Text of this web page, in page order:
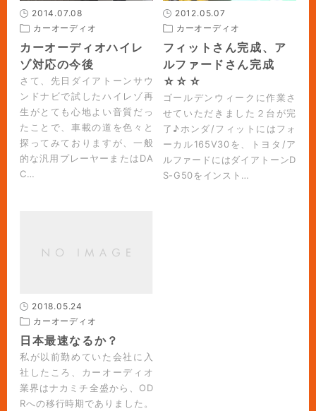
2014.07.08
カーオーディオ
カーオーディオハイレ
ゾ対応の今後
さて、先日ダイアトーンサウ
ンドナビで試したハイレゾ再
生がとても心地よい音質だっ
たことで、車載の道を色々と
探ってみておりますが、一般
的な汎用プレーヤーまたはDA
C…
2012.05.07
カーオーディオ
フィットさん完成、ア
ルファードさん完成
☆☆☆
ゴールデンウィークに作業さ
せていただきました２台が完
了♪ホンダ/フィットにはフォ
ーカル165V30を、トヨタ/ア
ルファードにはダイアトーンD
S-G50をインスト…
2018.05.24
カーオーディオ
日本最速なるか？
私が以前勤めていた会社に入
社したころ、カーオーディオ
業界はナカミチ全盛から、OD
Rへの移行時期でありました。